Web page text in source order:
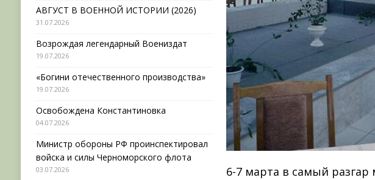
6-7 марта в самый
АВГУСТ В ВОЕННОЙ ИСТОРИИ (2026)
31.07.2026
Возрождая легендарный Воениздат
19.07.2026
«Богини отечественного производства»
19.07.2026
Освобождена Константиновка
04.07.2026
Министр обороны РФ проинспектировал
войска и силы Черноморского флота
03.07.2026